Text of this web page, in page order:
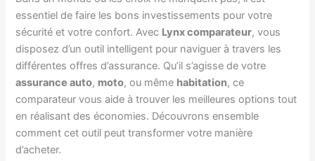
essentiel de faire les bons investissements pour votre
sécurité et votre confort. Avec Lynx comparateur, vous
disposez d’un outil intelligent pour naviguer à travers les
différentes offres d’assurance. Qu’il s’agisse de votre
assurance auto, moto, ou même habitation, ce
comparateur vous aide à trouver les meilleures options tout
en réalisant des économies. Découvrons ensemble
comment cet outil peut transformer votre manière
d’acheter.